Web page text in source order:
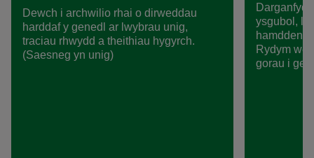
Dewch i archwilio rhai o dirweddau
harddaf y genedl ar lwybrau unig,
traciau rhwydd a theithiau hygyrch.
(Saesneg yn unig)
ysgubol,
Rydym
gorau i